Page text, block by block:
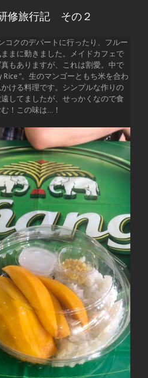
修旅行記 その２
コクのデパートに行ったり、フルー
まに動きました。メイドカフェで
もありますが、これは割愛。中で
Rice ”。生のマンゴーともち米を合わ
ける料理です。シンプルな作りの
してましたが、せっかくなので食
！この味は…！